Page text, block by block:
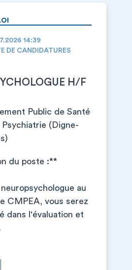
14:39
DE CANDIDATURES
H/F
Public de Santé
(Digne-
du poste :**
au
CMPEA, vous serez
dans l'évaluation et